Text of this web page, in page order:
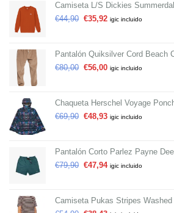
Camiseta L/S Dickies
€44,90 €35,92 igic incluido
Pantalón Quiksilver Cord Beach
€80,00 €56,00 igic incluido
Chaqueta Herschel Voyage
€69,90 €48,93 igic incluido
Pantalón Corto Parlez Payne
€79,90 €47,94 igic incluido
Camiseta Pukas Stripes Washed